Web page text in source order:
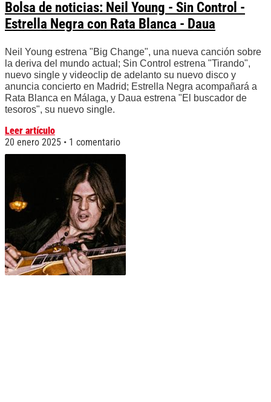
Bolsa de noticias: Neil Young - Sin Control -
Estrella Negra con Rata Blanca - Daua
Neil Young estrena "Big Change", una nueva canción sobre
la deriva del mundo actual; Sin Control estrena "Tirando",
nuevo single y videoclip de adelanto su nuevo disco y
anuncia concierto en Madrid; Estrella Negra acompañará a
Rata Blanca en Málaga, y Daua estrena "El buscador de
tesoros", su nuevo single.
Leer artículo
20 enero 2025
1 comentario